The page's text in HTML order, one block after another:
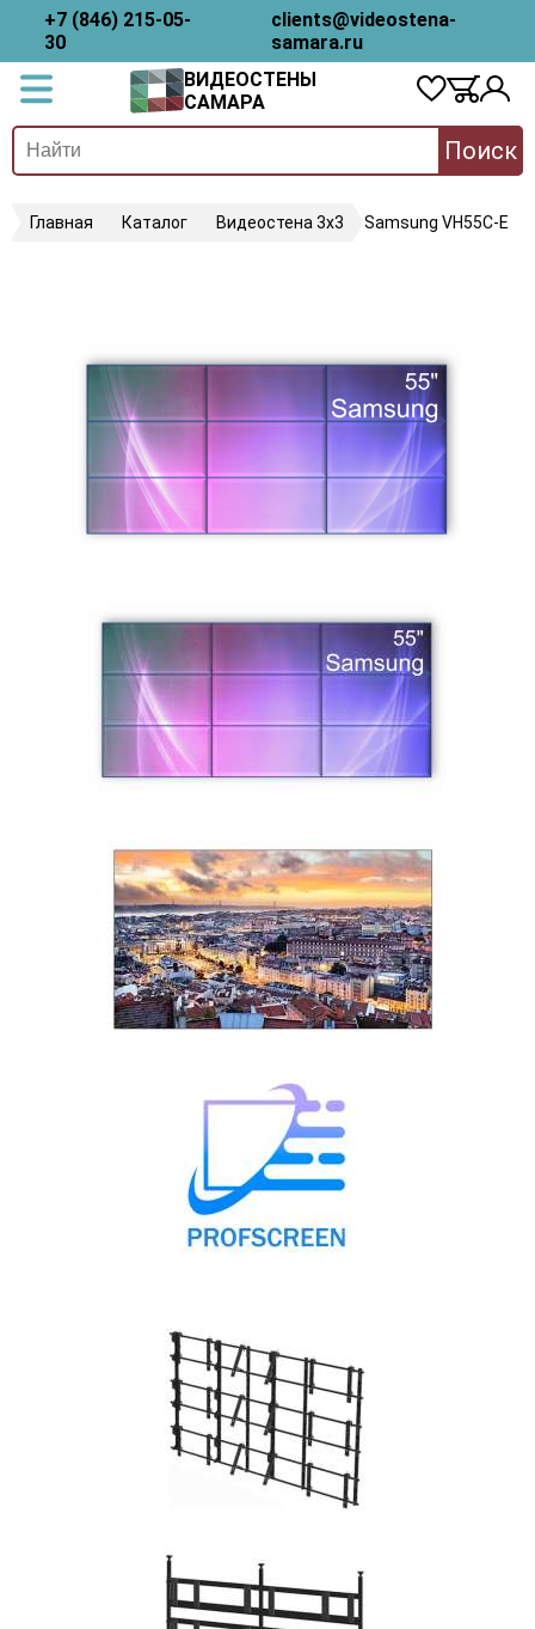
+7 (846) 215-05-
30
clients@videostena-
samara.ru
ВИДЕОСТЕНЫ
САМАРА
Поиск
Главная Каталог Видеостена 3х3 Samsung VH55C-E